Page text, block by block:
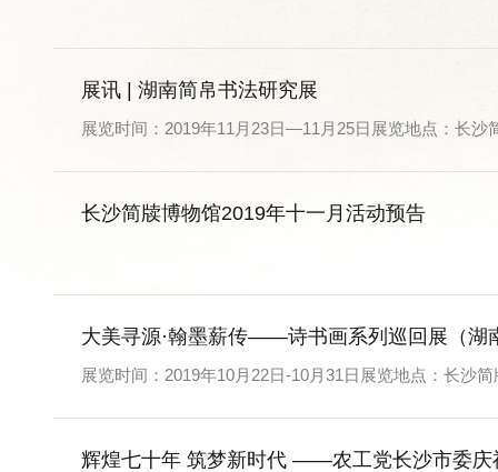
展讯 | 湖南简帛书法研究展
展览时间：2019年11月23日—11月25日展览地点：长沙
长沙简牍博物馆2019年十一月活动预告
大美寻源·翰墨薪传——诗书画系列巡回展（湖
展览时间：2019年10月22日-10月31日展览地点：长沙
辉煌七十年 筑梦新时代 ——农工党长沙市委庆